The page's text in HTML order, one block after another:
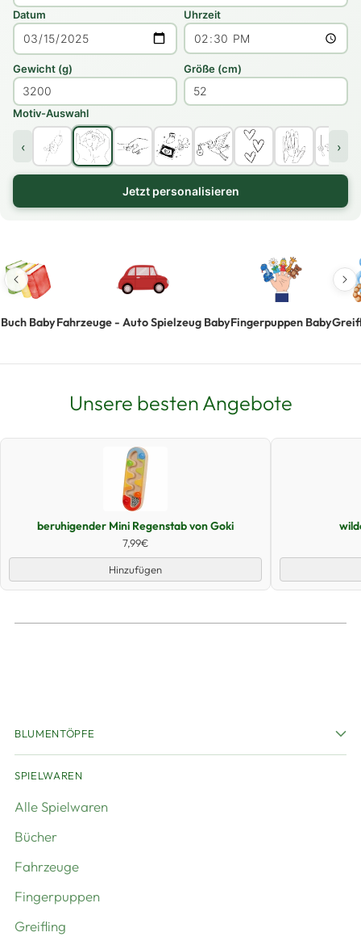
Datum Uhrzeit
Gewicht (g) Größe (cm)
Motiv-Auswahl
‹ ›
Jetzt personalisieren
Buch BabyFahrzeuge - Auto Spielzeug BabyFingerpuppen Baby
Unsere besten Angebote
Schnellansicht
beruhigender Mini Regenstab von Goki
7,99€
Hinzufügen
BLUMENTÖPFE
SPIELWAREN
Alle Spielwaren
Bücher
Fahrzeuge
Fingerpuppen
Greifling